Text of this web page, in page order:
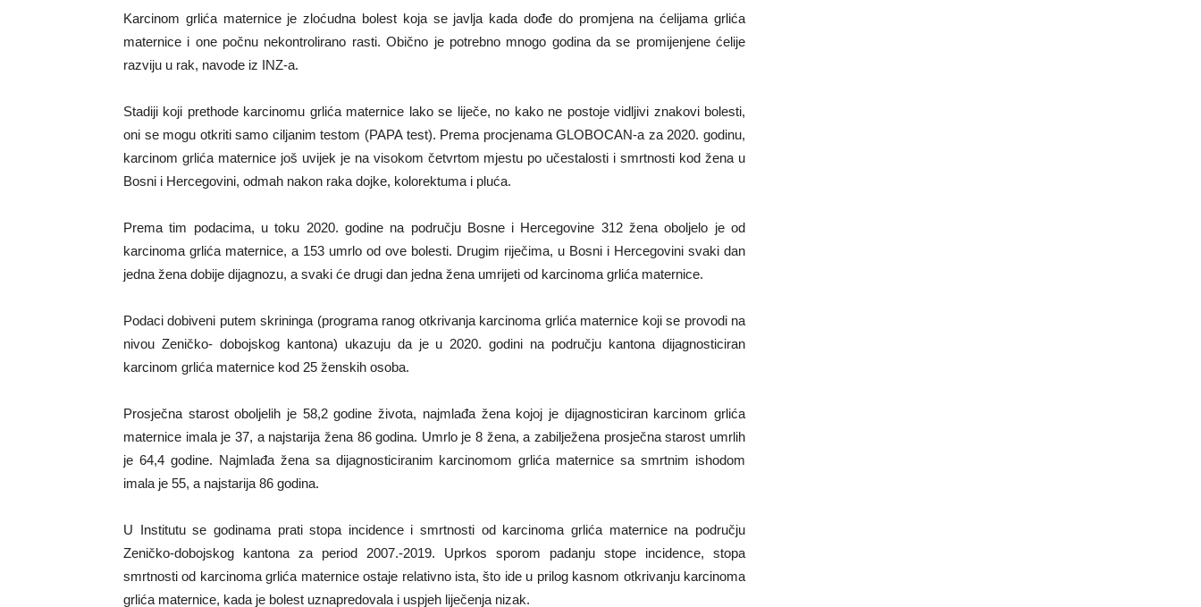
Karcinom grlića maternice je zloćudna bolest koja se javlja kada dođe do promjena na ćelijama grlića
maternice i one počnu nekontrolirano rasti. Obično je potrebno mnogo godina da se promijenjene ćelije
razviju u rak, navode iz INZ-a.
Stadiji koji prethode karcinomu grlića maternice lako se liječe, no kako ne postoje vidljivi znakovi bolesti,
oni se mogu otkriti samo ciljanim testom (PAPA test). Prema procjenama GLOBOCAN-a za 2020. godinu,
karcinom grlića maternice još uvijek je na visokom četvrtom mjestu po učestalosti i smrtnosti kod žena u
Bosni i Hercegovini, odmah nakon raka dojke, kolorektuma i pluća.
Prema tim podacima, u toku 2020. godine na području Bosne i Hercegovine 312 žena oboljelo je od
karcinoma grlića maternice, a 153 umrlo od ove bolesti. Drugim riječima, u Bosni i Hercegovini svaki dan
jedna žena dobije dijagnozu, a svaki će drugi dan jedna žena umrijeti od karcinoma grlića maternice.
Podaci dobiveni putem skrininga (programa ranog otkrivanja karcinoma grlića maternice koji se provodi na
nivou Zeničko- dobojskog kantona) ukazuju da je u 2020. godini na području kantona dijagnosticiran
karcinom grlića maternice kod 25 ženskih osoba.
Prosječna starost oboljelih je 58,2 godine života, najmlađa žena kojoj je dijagnosticiran karcinom grlića
maternice imala je 37, a najstarija žena 86 godina. Umrlo je 8 žena, a zabilježena prosječna starost umrlih
je 64,4 godine. Najmlađa žena sa dijagnosticiranim karcinomom grlića maternice sa smrtnim ishodom
imala je 55, a najstarija 86 godina.
U Institutu se godinama prati stopa incidence i smrtnosti od karcinoma grlića maternice na području
Zeničko-dobojskog kantona za period 2007.-2019. Uprkos sporom padanju stope incidence, stopa
smrtnosti od karcinoma grlića maternice ostaje relativno ista, što ide u prilog kasnom otkrivanju karcinoma
grlića maternice, kada je bolest uznapredovala i uspjeh liječenja nizak.